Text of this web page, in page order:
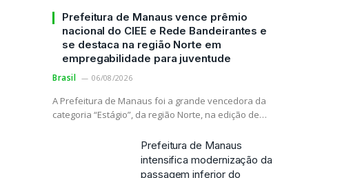
Prefeitura de Manaus vence prêmio
nacional do CIEE e Rede Bandeirantes e
se destaca na região Norte em
empregabilidade para juventude
Brasil 06/08/2026
A Prefeitura de Manaus foi a grande vencedora da
categoria “Estágio”, da região Norte, na edição de…
Prefeitura de Manaus
intensifica modernização da
passagem inferior do